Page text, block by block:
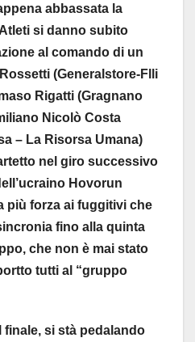
abbassata la
si danno subito
al comando di un
(Generalstore-Flli
Rigatti (Gragnano
Nicolò Costa
– La Risorsa Umana)
nel giro successivo
Hovorun
più forza ai fuggitivi che
fino alla quinta
che non è mai stato
tutti al “gruppo
finale, si stà pedalando